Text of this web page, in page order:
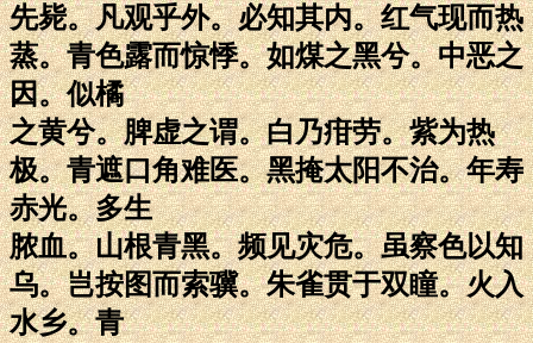
先毙。凡观乎外。必知其内。红气现而热
蒸。青色露而惊悸。如煤之黑兮。中恶之
因。似橘
之黄兮。脾虚之谓。白乃疳劳。紫为热
极。青遮口角难医。黑掩太阳不治。年寿
赤光。多生
脓血。山根青黑。频见灾危。虽察色以知
乌。岂按图而索骥。朱雀贯于双瞳。火入
水乡。青